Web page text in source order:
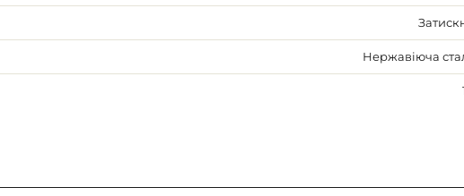
Нержавіюча